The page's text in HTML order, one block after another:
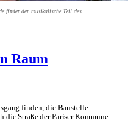
findet der musikalische Teil des
Raum
finden, die Baustelle
die Straße der Pariser Kommune